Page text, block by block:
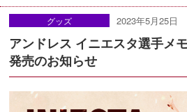
グッズ 2023年5月25日
アンドレス イニエスタ選手メ
発売のお知らせ